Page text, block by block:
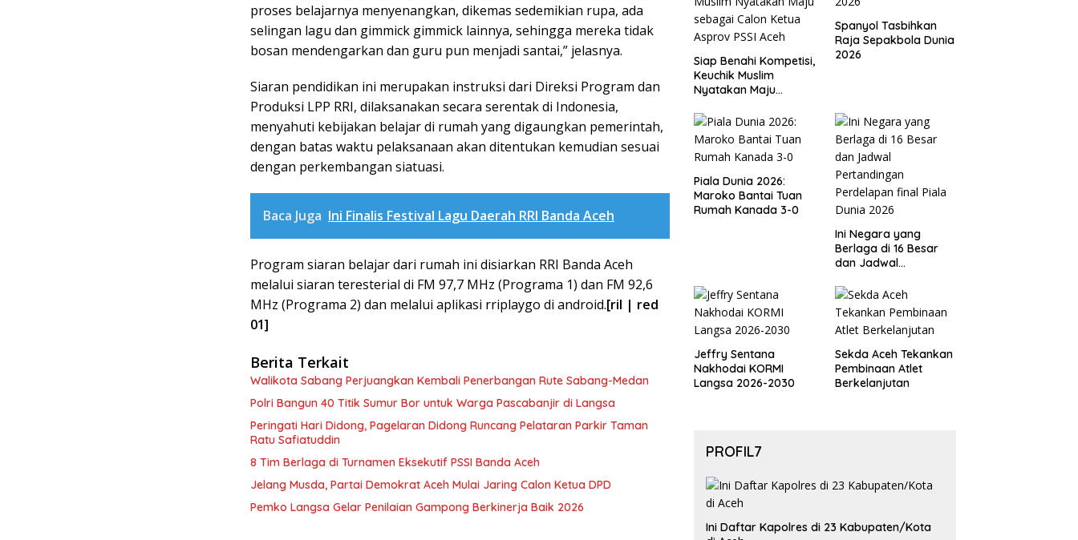
proses belajarnya menyenangkan, dikemas sedemikian rupa, ada
selingan lagu dan gimmick gimmick lainnya, sehingga mereka tidak
bosan mendengarkan dan guru pun menjadi santai,” jelasnya.
Siaran pendidikan ini merupakan instruksi dari Direksi Program dan
Produksi LPP RRI, dilaksanakan secara serentak di Indonesia,
menyahuti kebijakan belajar di rumah yang digaungkan pemerintah,
dengan batas waktu pelaksanaan akan ditentukan kemudian sesuai
dengan perkembangan siatuasi.
Baca Juga Ini Finalis Festival Lagu Daerah RRI Banda Aceh
Program siaran belajar dari rumah ini disiarkan RRI Banda Aceh
melalui siaran teresterial di FM 97,7 MHz (Programa 1) dan FM 92,6
MHz (Programa 2) dan melalui aplikasi rriplaygo di android.[ril | red
01]
Berita Terkait
Walikota Sabang Perjuangkan Kembali Penerbangan Rute Sabang-Medan
Polri Bangun 40 Titik Sumur Bor untuk Warga Pascabanjir di Langsa
Peringati Hari Didong, Pagelaran Didong Runcang Pelataran Parkir Taman
Ratu Safiatuddin
8 Tim Berlaga di Turnamen Eksekutif PSSI Banda Aceh
Jelang Musda, Partai Demokrat Aceh Mulai Jaring Calon Ketua DPD
Pemko Langsa Gelar Penilaian Gampong Berkinerja Baik 2026
Siap Benahi Kompetisi,
Keuchik Muslim
Nyatakan Maju
Asprov PSSI Aceh
Spanyol Tasbihkan
Raja Sepakbola Dunia
2026
Piala Dunia 2026:
Maroko Bantai Tuan
Rumah Kanada 3-0
Ini Negara yang
Berlaga di 16 Besar
dan Jadwal
Perdelapan final Piala
Dunia 2026
Jeffry Sentana
Nakhodai KORMI
Langsa 2026-2030
Sekda Aceh Tekankan
Pembinaan Atlet
Berkelanjutan
PROFIL7
Ini Daftar Kapolres di 23 Kabupaten/Kota